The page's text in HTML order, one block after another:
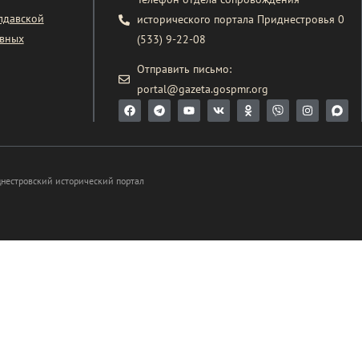
исторического портала Приднестровья 0
(533) 9-22-08
Отправить письмо:
portal@gazeta.gospmr.org
исторический портал